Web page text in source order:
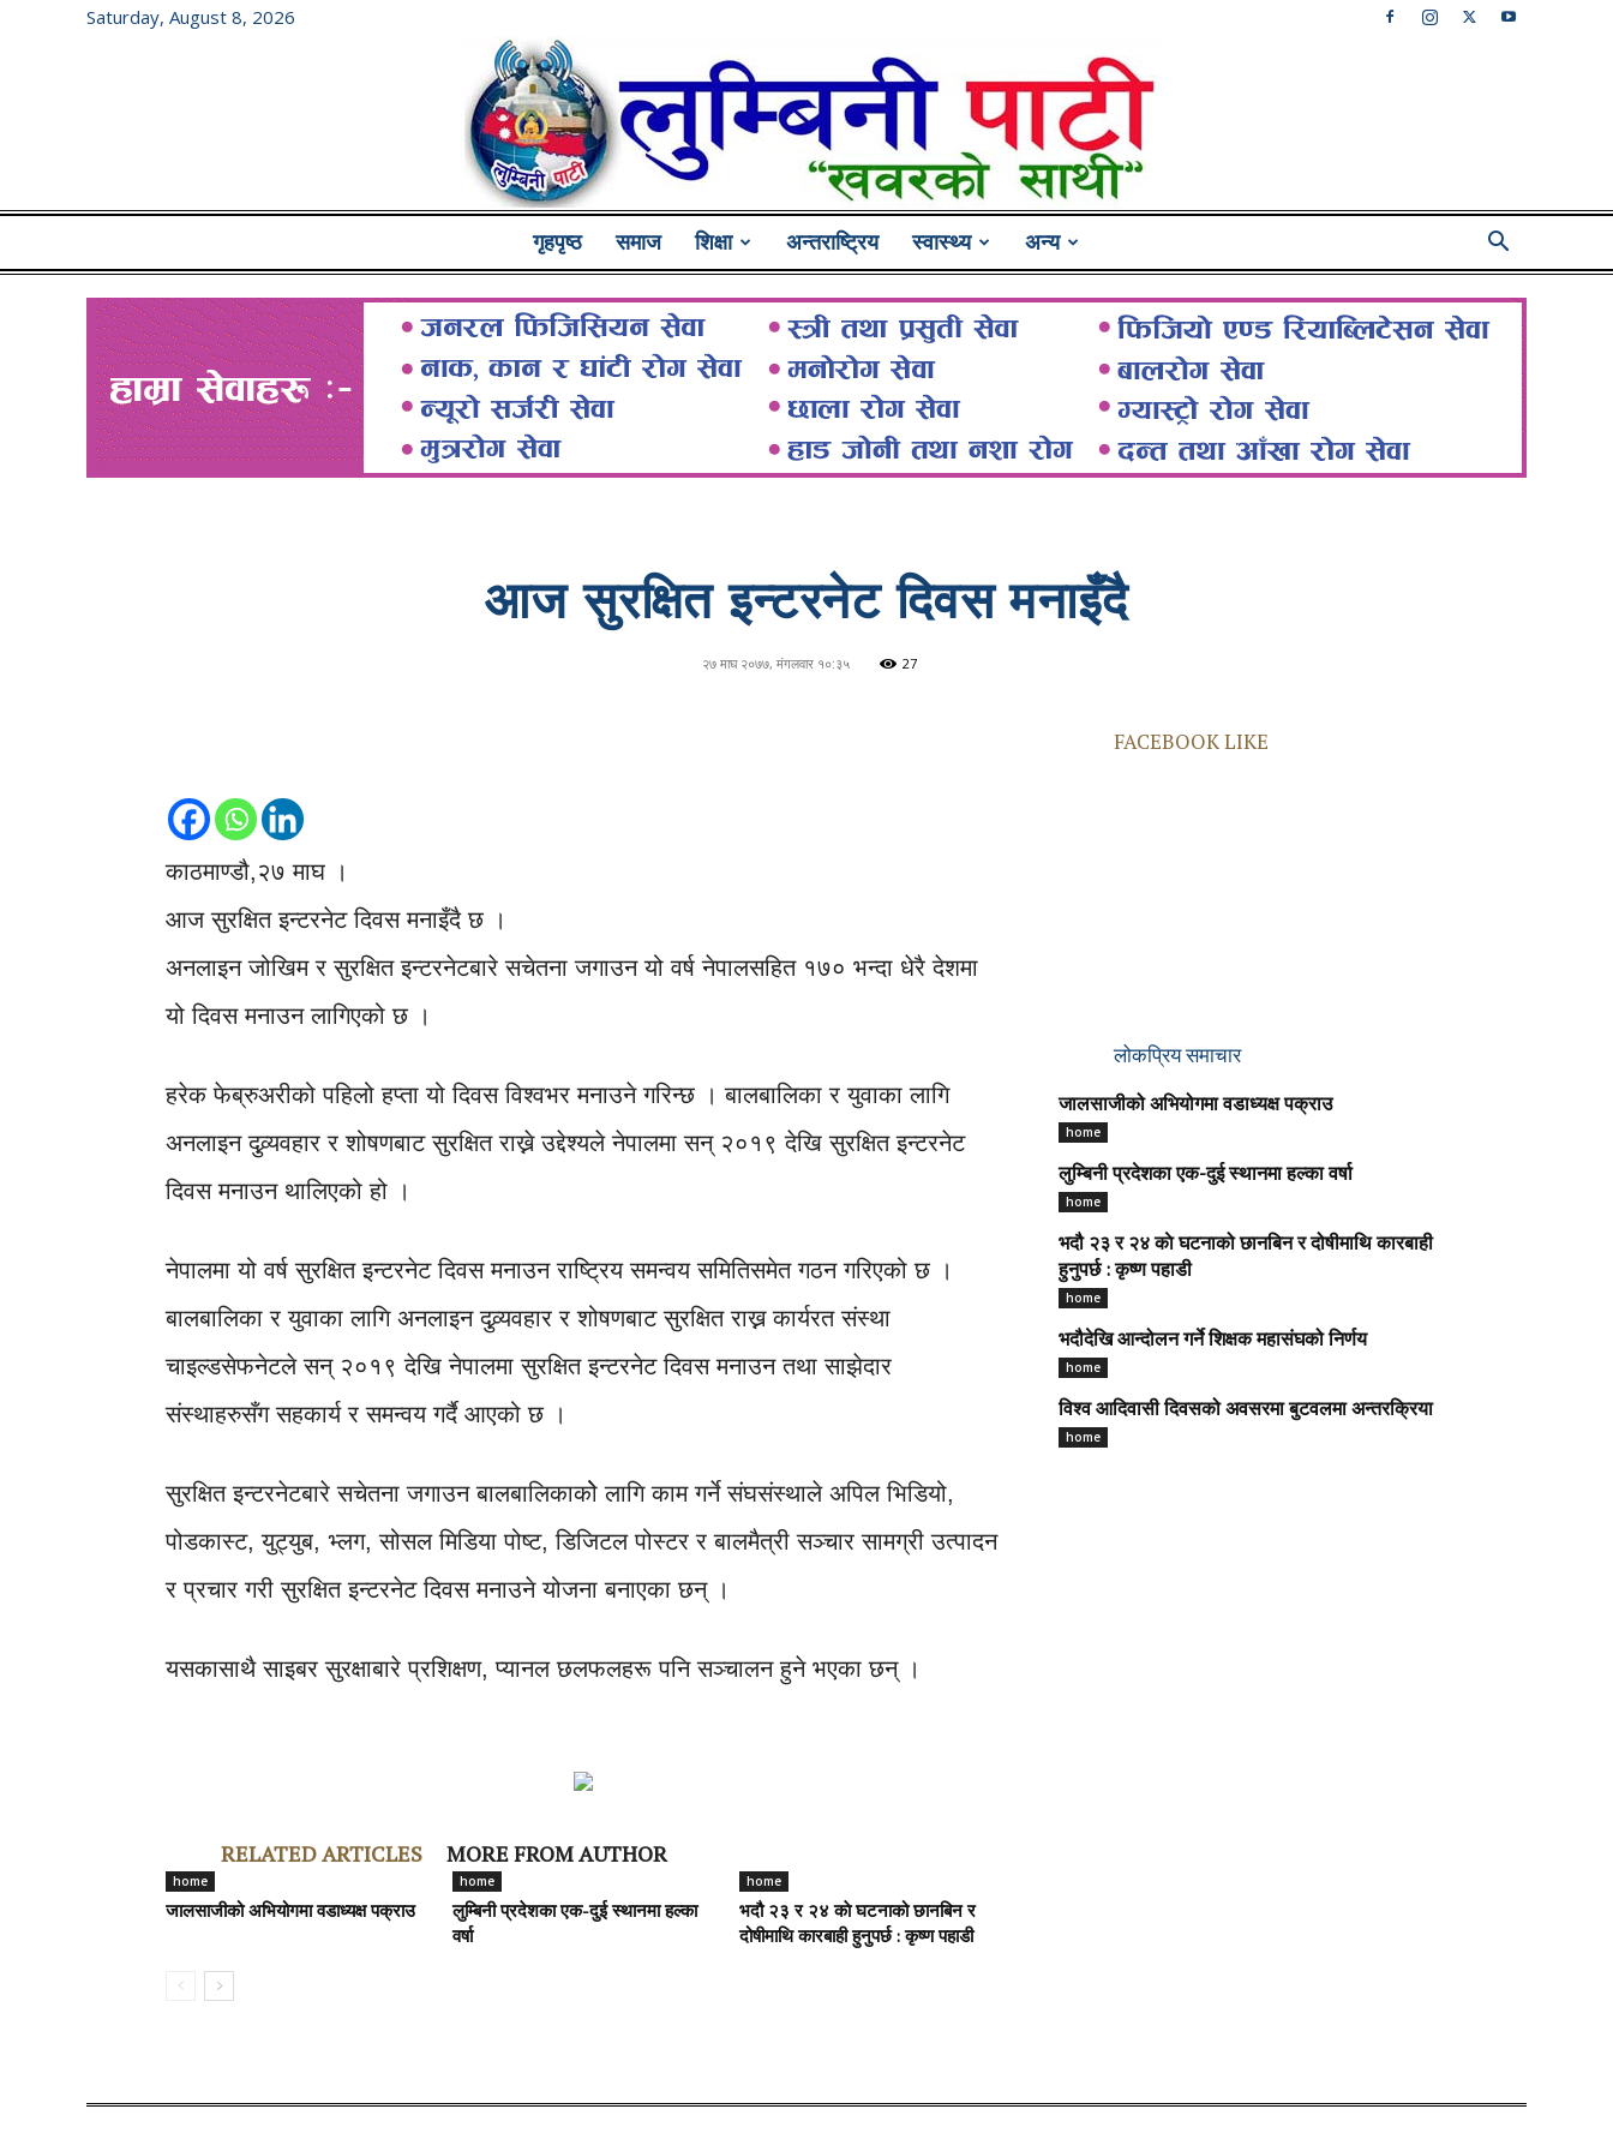
Saturday, August 8, 2026
Lumbini
Pati
गृहपृष्ठ समाज शिक्षा अन्तराष्ट्रिय स्वास्थ्य अन्य
आज सुरक्षित इन्टरनेट दिवस मनाइँदै
२७ माघ २०७७, मंगलवार १०:३५ 27
काठमाण्डौ,२७ माघ ।
आज सुरक्षित इन्टरनेट दिवस मनाइँदै छ ।
अनलाइन जोखिम र सुरक्षित इन्टरनेटबारे सचेतना जगाउन यो वर्ष नेपालसहित १७० भन्दा धेरै देशमा
यो दिवस मनाउन लागिएको छ ।
हरेक फेब्रुअरीको पहिलो हप्ता यो दिवस विश्वभर मनाउने गरिन्छ । बालबालिका र युवाका लागि
अनलाइन दुव्र्यवहार र शोषणबाट सुरक्षित राख्ने उद्देश्यले नेपालमा सन् २०१९ देखि सुरक्षित इन्टरनेट
दिवस मनाउन थालिएको हो ।
नेपालमा यो वर्ष सुरक्षित इन्टरनेट दिवस मनाउन राष्ट्रिय समन्वय समितिसमेत गठन गरिएको छ ।
बालबालिका र युवाका लागि अनलाइन दुव्र्यवहार र शोषणबाट सुरक्षित राख्न कार्यरत संस्था
चाइल्डसेफनेटले सन् २०१९ देखि नेपालमा सुरक्षित इन्टरनेट दिवस मनाउन तथा साझेदार
संस्थाहरुसँग सहकार्य र समन्वय गर्दै आएको छ ।
सुरक्षित इन्टरनेटबारे सचेतना जगाउन बालबालिकाकोे लागि काम गर्ने संघसंस्थाले अपिल भिडियो,
पोडकास्ट, युट्युब, भ्लग, सोसल मिडिया पोष्ट, डिजिटल पोस्टर र बालमैत्री सञ्चार सामग्री उत्पादन
र प्रचार गरी सुरक्षित इन्टरनेट दिवस मनाउने योजना बनाएका छन् ।
यसकासाथै साइबर सुरक्षाबारे प्रशिक्षण, प्यानल छलफलहरू पनि सञ्चालन हुने भएका छन् ।
RELATED ARTICLES MORE FROM AUTHOR
home
जालसाजीको अभियोगमा वडाध्यक्ष पक्राउ
home
लुम्बिनी प्रदेशका एक-दुई स्थानमा हल्का
वर्षा
home
भदौ २३ र २४ काे घटनाको छानबिन र
दोषीमाथि कारबाही हुनुपर्छ : कृष्ण पहाडी
FACEBOOK LIKE
लोकप्रिय समाचार
जालसाजीको अभियोगमा वडाध्यक्ष पक्राउ
home
लुम्बिनी प्रदेशका एक-दुई स्थानमा हल्का वर्षा
home
भदौ २३ र २४ काे घटनाको छानबिन र दोषीमाथि कारबाही
हुनुपर्छ : कृष्ण पहाडी
home
भदौदेखि आन्दोलन गर्ने शिक्षक महासंघको निर्णय
home
विश्व आदिवासी दिवसको अवसरमा बुटवलमा अन्तरक्रिया
home